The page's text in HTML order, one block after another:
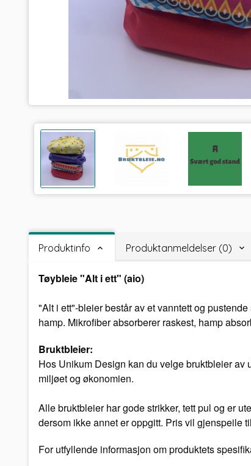
Produktinfo Produktanmeldelser (0)
Tøybleie "Alt i ett" (aio)
"Alt i ett"-bleier består av et vanntett og
hamp. Mikrofiber absorberer raskest, hamp
Bruktbleier:
Hos Unikum Design kan du velge bruktbleier av
miljøet og økonomien.
Alle bruktbleier har gode strikker, tett pul og er
dersom ikke annet er oppgitt. Pris vil gjenspeile
For utfyllende informasjon om produktets